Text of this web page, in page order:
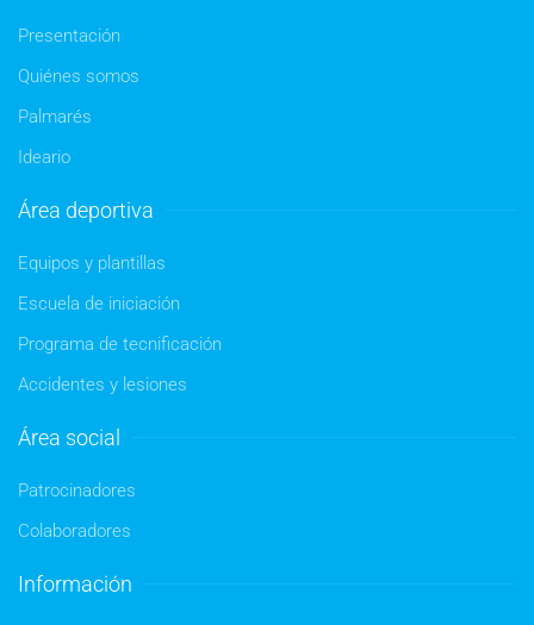
Presentación
Quiénes somos
Palmarés
Ideario
Área deportiva
Equipos y plantillas
Escuela de iniciación
Programa de tecnificación
Accidentes y lesiones
Área social
Patrocinadores
Colaboradores
Información